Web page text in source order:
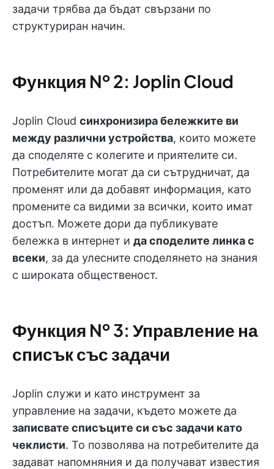
задачи трябва да бъдат свързани по
структуриран начин.
Функция № 2: Joplin Cloud
Joplin Cloud синхронизира бележките ви
между различни устройства, които можете
да споделяте с колегите и приятелите си.
Потребителите могат да си сътрудничат, да
променят или да добавят информация, като
промените са видими за всички, които имат
достъп. Можете дори да публикувате
бележка в интернет и да споделите линка с
всеки, за да улесните споделянето на знания
с широката общественост.
Функция № 3: Управление на
списък със задачи
Joplin служи и като инструмент за
управление на задачи, където можете да
записвате списъците си със задачи като
чеклисти. То позволява на потребителите да
задават напомняния и да получават известия